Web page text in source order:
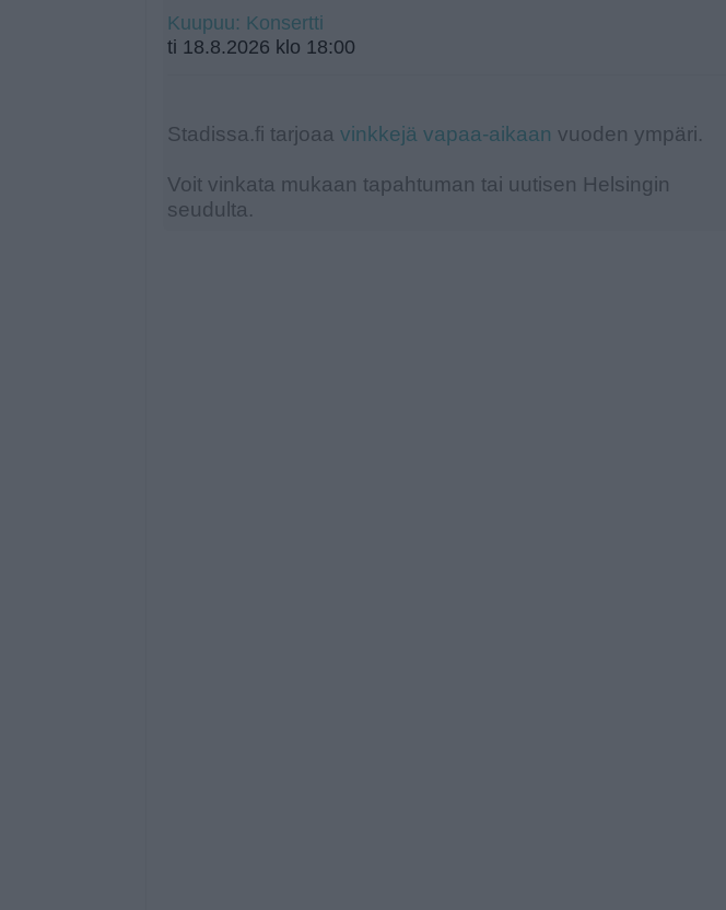
Kuupuu: Konsertti
ti 18.8.2026 klo 18:00
Stadissa.fi tarjoaa vinkkejä vapaa-aikaan vuoden ympäri.
Voit vinkata mukaan tapahtuman tai uutisen Helsingin
seudulta.